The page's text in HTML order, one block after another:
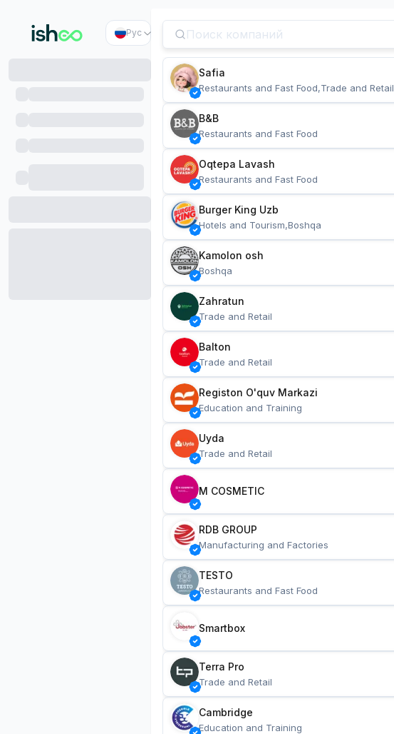
Рус
Safia
Restaurants and Fast Food,Trade and Retail
B&B
Restaurants and Fast Food
Oqtepa Lavash
Restaurants and Fast Food
Burger King Uzb
Hotels and Tourism,Boshqa
Kamolon osh
Boshqa
Zahratun
Trade and Retail
Balton
Trade and Retail
Registon O'quv Markazi
Education and Training
Uyda
Trade and Retail
M COSMETIC
RDB GROUP
Manufacturing and Factories
TESTO
Restaurants and Fast Food
Smartbox
Terra Pro
Trade and Retail
Cambridge
Education and Training